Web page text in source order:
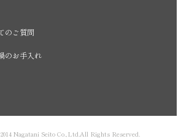
のご質問
のお手入れ
Nagatani Seito Co.,Ltd.All Rights Reserved.